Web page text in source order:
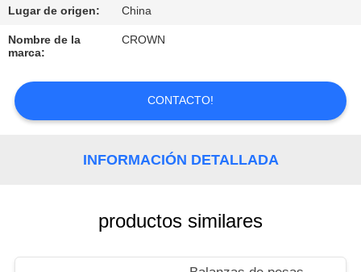
CONTROL
DE
CONTACTO
SOLICITAR
COTIZACIÓN
Lugar de origen: China
Nombre de la
marca:
CROWN
CONTACTO!
INFORMACIÓN DETALLADA
productos similares